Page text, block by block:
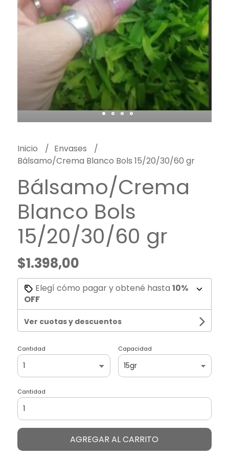
Inicio
Envases
Bálsamo/Crema Blanco Bols 15/20/30/60 gr
Bálsamo/Crema
Blanco Bols
15/20/30/60 gr
$1.398,00
Elegí cómo pagar y obtené hasta 10%
OFF
Ver cuotas y descuentos
Cantidad Capacidad
Cantidad
AGREGAR AL CARRITO